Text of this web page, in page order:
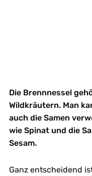
Die Brennnessel
Wildkräutern. Man
auch die Samen
wie Spinat und die
Sesam.
Ganz entscheidend